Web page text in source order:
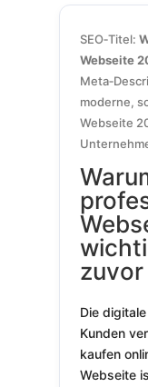
SEO‑Titel:
Webseite
moderne,
Webseite
zuvor
Die
Kunden
kaufen
Webseite